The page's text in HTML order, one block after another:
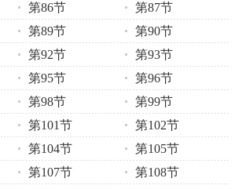
第86节
第87节
第89节
第90节
第92节
第93节
第95节
第96节
第98节
第99节
第101节
第102节
第104节
第105节
第107节
第108节